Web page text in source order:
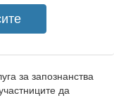
за запознанства
да